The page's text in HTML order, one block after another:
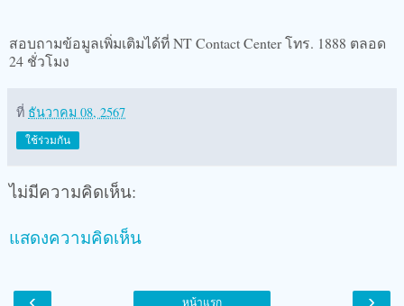
​สอบถามข้อมูลเพิ่มเติมได้ที่ NT Contact Center โทร. 1888 ตลอด
24 ชั่วโมง
ที่ ธันวาคม 08, 2567
ใช้ร่วมกัน
ไม่มีความคิดเห็น:
แสดงความคิดเห็น
หน้าแรก